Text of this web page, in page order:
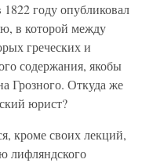
1822 году опубликовал
в которой между
греческих и
содержания, якобы
Грозного. Откуда же
юрист?
кроме своих лекций,
лифляндского